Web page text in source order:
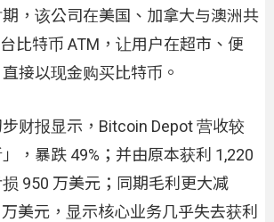
，该公司在美国、加拿大与澳洲共
比特币 ATM，让用户在超市、便
接以现金购买比特币。
财报显示，Bitcoin Depot 营收较
，暴跌 49%；并由原本获利 1,220
950 万美元；同期毛利更大减
美元，显示核心业务几乎失去获利